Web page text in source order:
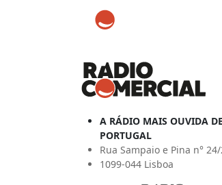
A RÁDIO MAIS OUVIDA DE
PORTUGAL
Rua Sampaio e Pina n°
1099-044 Lisboa